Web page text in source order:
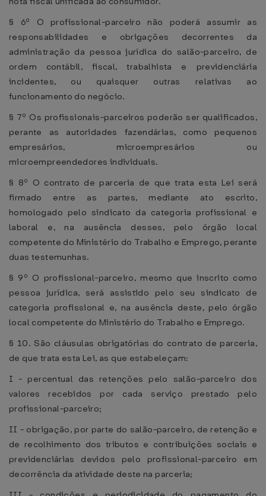
§ 6º O profissional-parceiro não poderá assumir as
responsabilidades e obrigações decorrentes da
administração da pessoa jurídica do salão-parceiro, de
ordem contábil, fiscal, trabalhista e previdenciária
incidentes, ou quaisquer outras relativas ao
funcionamento do negócio.
§ 7º Os profissionais-parceiros poderão ser qualificados,
perante as autoridades fazendárias, como pequenos
empresários, microempresários ou
microempreendedores individuais.
§ 8º O contrato de parceria de que trata esta Lei será
firmado entre as partes, mediante ato escrito,
homologado pelo sindicato da categoria profissional e
laboral e, na ausência desses, pelo órgão local
competente do Ministério do Trabalho e Emprego, perante
duas testemunhas.
§ 9º O profissional-parceiro, mesmo que inscrito como
pessoa jurídica, será assistido pelo seu sindicato de
categoria profissional e, na ausência deste, pelo órgão
local competente do Ministério do Trabalho e Emprego.
§ 10. São cláusulas obrigatórias do contrato de parceria,
de que trata esta Lei, as que estabeleçam:
I - percentual das retenções pelo salão-parceiro dos
valores recebidos por cada serviço prestado pelo
profissional-parceiro;
II - obrigação, por parte do salão-parceiro, de retenção e
de recolhimento dos tributos e contribuições sociais e
previdenciárias devidos pelo profissional-parceiro em
decorrência da atividade deste na parceria;